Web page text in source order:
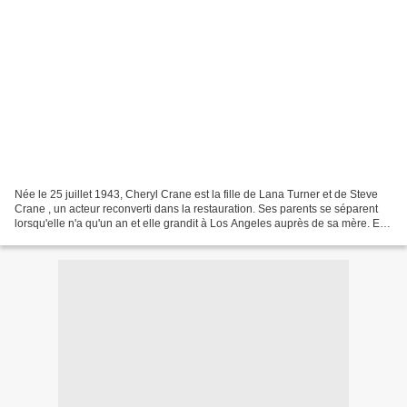
Née le 25 juillet 1943, Cheryl Crane est la fille de Lana Turner et de Steve
Crane , un acteur reconverti dans la restauration. Ses parents se séparent
lorsqu'elle n'a qu'un an et elle grandit à Los Angeles auprès de sa mère. Elle